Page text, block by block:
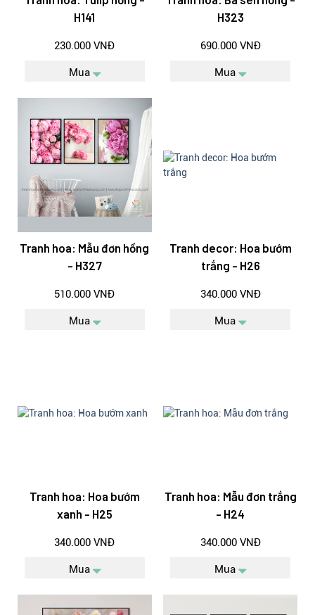
H141
230.000 VNĐ
Mua
H323
690.000 VNĐ
Mua
Tranh hoa: Mẫu đơn hồng
- H327
510.000 VNĐ
Mua
Tranh decor: Hoa bướm
trắng - H26
340.000 VNĐ
Mua
Tranh hoa: Hoa bướm
xanh - H25
340.000 VNĐ
Mua
Tranh hoa: Mẫu đơn trắng
- H24
340.000 VNĐ
Mua